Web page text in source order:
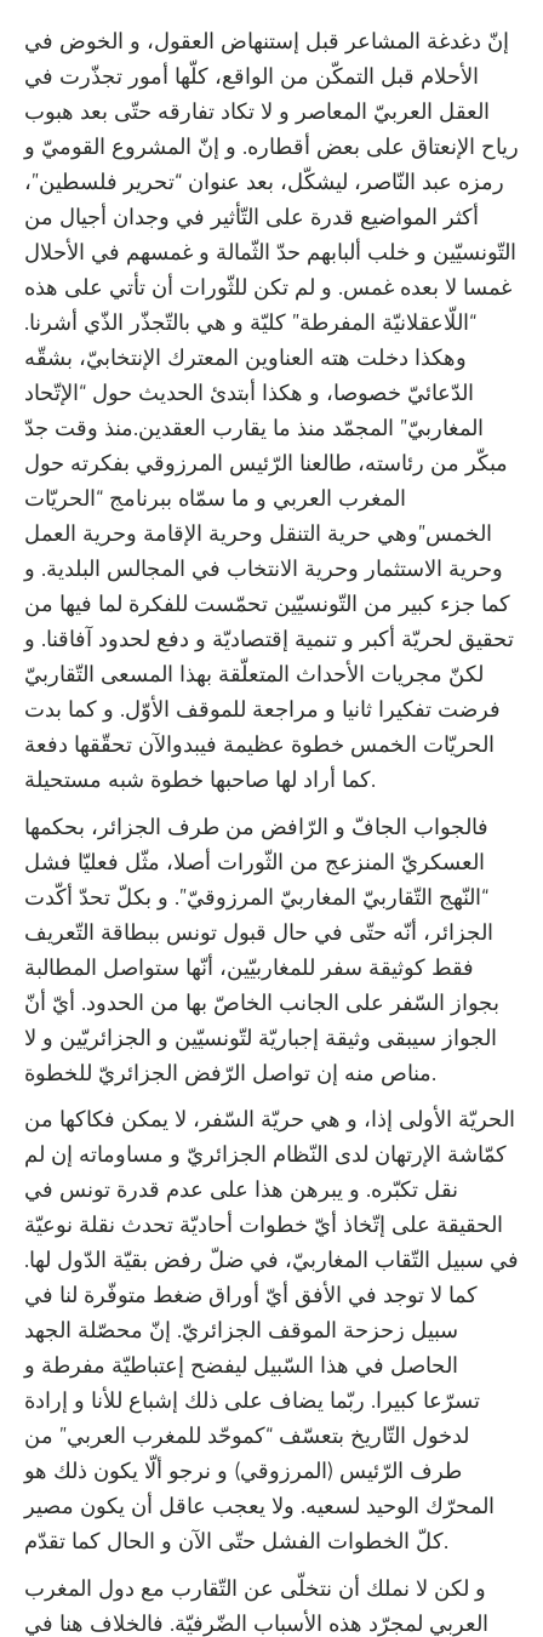
إنّ دغدغة المشاعر قبل إستنهاض العقول، و الخوض في
الأحلام قبل التمكّن من الواقع، كلّها أمور تجذّرت في
العقل العربيّ المعاصر و لا تكاد تفارقه حتّى بعد هبوب
رياح الإنعتاق على بعض أقطاره. و إنّ المشروع القوميّ و
رمزه عبد النّاصر، ليشكّل، بعد عنوان “تحرير فلسطين”،
أكثر المواضيع قدرة على التّأثير في وجدان أجيال من
التّونسيّين و خلب ألبابهم حدّ الثّمالة و غمسهم في الأحلال
غمسا لا بعده غمس. و لم تكن للثّورات أن تأتي على هذه
“اللّاعقلانيّة المفرطة” كليّة و هي بالتّجذّر الذّي أشرنا.
وهكذا دخلت هته العناوين المعترك الإنتخابيّ، بشقّه
الدّعائيّ خصوصا، و هكذا أبتدئ الحديث حول “الإتّحاد
المغاربيّ” المجمّد منذ ما يقارب العقدين.منذ وقت جدّ
مبكّر من رئاسته، طالعنا الرّئيس المرزوقي بفكرته حول
المغرب العربي و ما سمّاه ببرنامج “الحريّات
الخمس”وهي حرية التنقل وحرية الإقامة وحرية العمل
وحرية الاستثمار وحرية الانتخاب في المجالس البلدية. و
كما جزء كبير من التّونسيّين تحمّست للفكرة لما فيها من
تحقيق لحريّة أكبر و تنمية إقتصاديّة و دفع لحدود آفاقنا. و
لكنّ مجريات الأحداث المتعلّقة بهذا المسعى التّقاربيّ
فرضت تفكيرا ثانيا و مراجعة للموقف الأوّل. و كما بدت
الحريّات الخمس خطوة عظيمة فيبدوالآن تحقّقها دفعة
كما أراد لها صاحبها خطوة شبه مستحيلة.
فالجواب الجافّ و الرّافض من طرف الجزائر، بحكمها
العسكريّ المنزعج من الثّورات أصلا، مثّل فعليّا فشل
“النّهج التّقاربيّ المغاربيّ المرزوقيّ”. و بكلّ تحدّ أكّدت
الجزائر، أنّه حتّى في حال قبول تونس ببطاقة التّعريف
فقط كوثيقة سفر للمغاربيّين، أنّها ستواصل المطالبة
بجواز السّفر على الجانب الخاصّ بها من الحدود. أيّ أنّ
الجواز سيبقى وثيقة إجباريّة لتّونسيّين و الجزائريّين و لا
مناص منه إن تواصل الرّفض الجزائريّ للخطوة.
الحريّة الأولى إذا، و هي حريّة السّفر، لا يمكن فكاكها من
كمّاشة الإرتهان لدى النّظام الجزائريّ و مساوماته إن لم
نقل تكبّره. و يبرهن هذا على عدم قدرة تونس في
الحقيقة على إتّخاذ أيّ خطوات أحاديّة تحدث نقلة نوعيّة
في سبيل التّقاب المغاربيّ، في ضلّ رفض بقيّة الدّول لها.
كما لا توجد في الأفق أيّ أوراق ضغط متوفّرة لنا في
سبيل زحزحة الموقف الجزائريّ. إنّ محصّلة الجهد
الحاصل في هذا السّبيل ليفضح إعتباطيّة مفرطة و
تسرّعا كبيرا. ربّما يضاف على ذلك إشباع للأنا و إرادة
لدخول التّاريخ بتعسّف “كموحّد للمغرب العربي” من
طرف الرّئيس (المرزوقي) و نرجو ألّا يكون ذلك هو
المحرّك الوحيد لسعيه. ولا يعجب عاقل أن يكون مصير
كلّ الخطوات الفشل حتّى الآن و الحال كما تقدّم.
و لكن لا نملك أن نتخلّى عن التّقارب مع دول المغرب
العربي لمجرّد هذه الأسباب الضّرفيّة. فالخلاف هنا في